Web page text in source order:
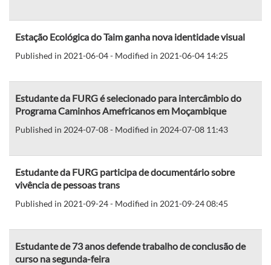
Estação Ecológica do Taim ganha nova identidade visual
Published in 2021-06-04 - Modified in 2021-06-04 14:25
Estudante da FURG é selecionado para intercâmbio do
Programa Caminhos Amefricanos em Moçambique
Published in 2024-07-08 - Modified in 2024-07-08 11:43
Estudante da FURG participa de documentário sobre
vivência de pessoas trans
Published in 2021-09-24 - Modified in 2021-09-24 08:45
Estudante de 73 anos defende trabalho de conclusão de
curso na segunda-feira